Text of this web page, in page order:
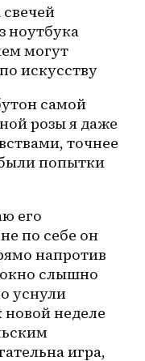
ноутбука
могут
искусству
самой
розы я даже
точнее
были попытки
его
по себе он
напротив
окно слышно
уснули
новой неделе
игра,